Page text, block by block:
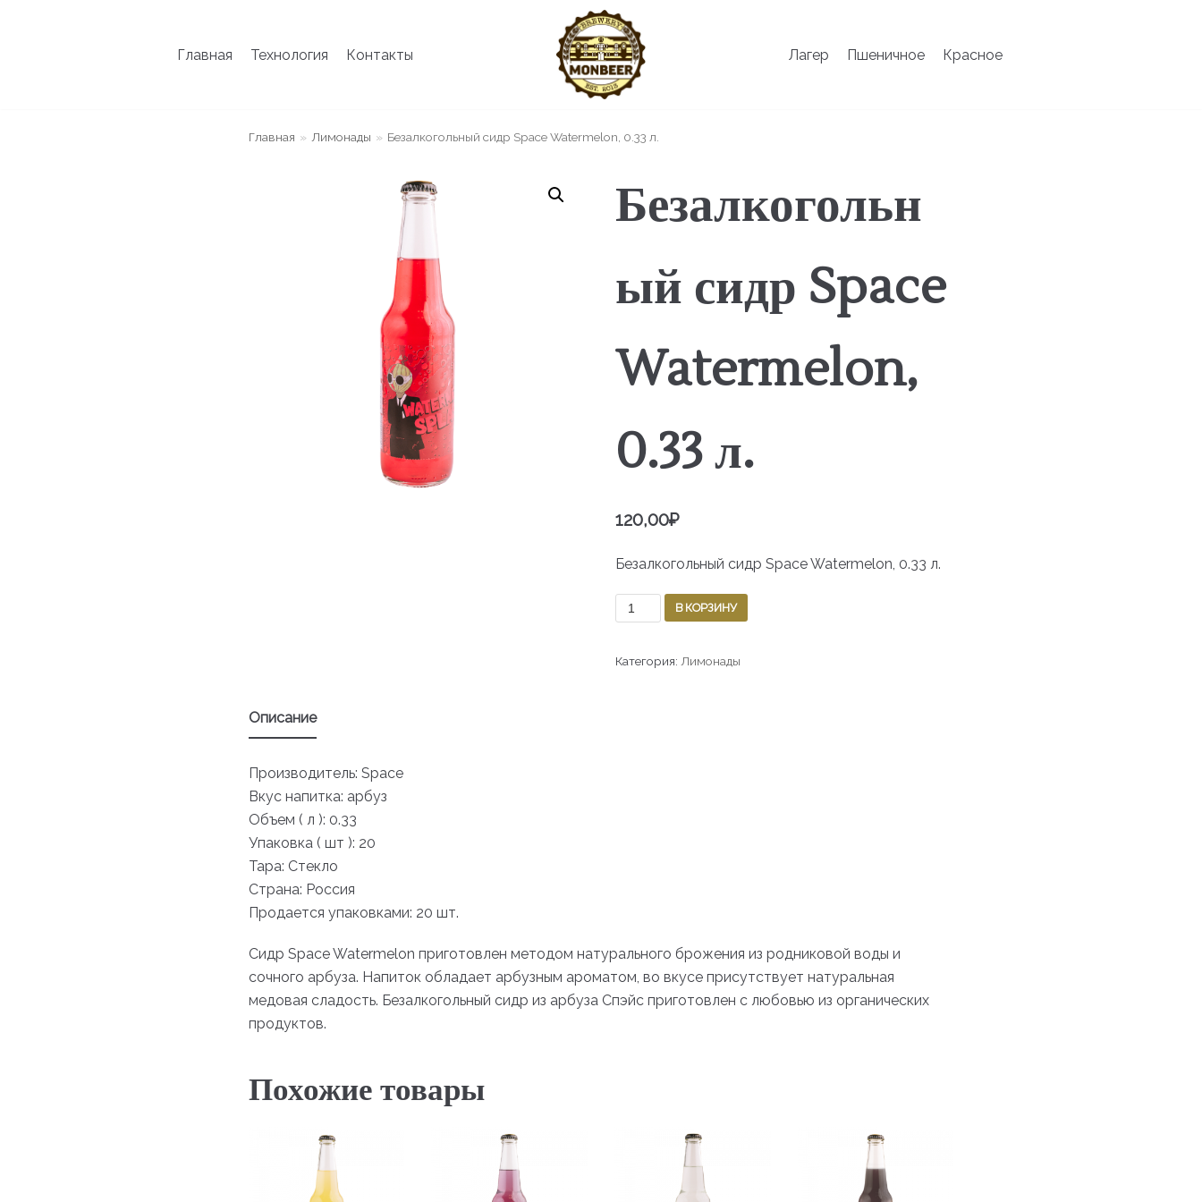
Главная Технология Контакты Лагер Пшеничное Красное
Главная » Лимонады » Безалкогольный сидр Space Watermelon, 0.33 л.
Безалкогольн
ый сидр Space
Watermelon,
0.33 л.
120,00₽
Безалкогольный сидр Space Watermelon, 0.33 л.
В КОРЗИНУ
Категория: Лимонады
Описание
Производитель: Space
Вкус напитка: арбуз
Объем ( л ): 0.33
Упаковка ( шт ): 20
Тара: Стекло
Страна: Россия
Продается упаковками: 20 шт.
Сидр Space Watermelon приготовлен методом натурального брожения из родниковой воды и
сочного арбуза. Напиток обладает арбузным ароматом, во вкусе присутствует натуральная
медовая сладость. Безалкогольный сидр из арбуза Спэйс приготовлен с любовью из органических
продуктов.
Похожие товары